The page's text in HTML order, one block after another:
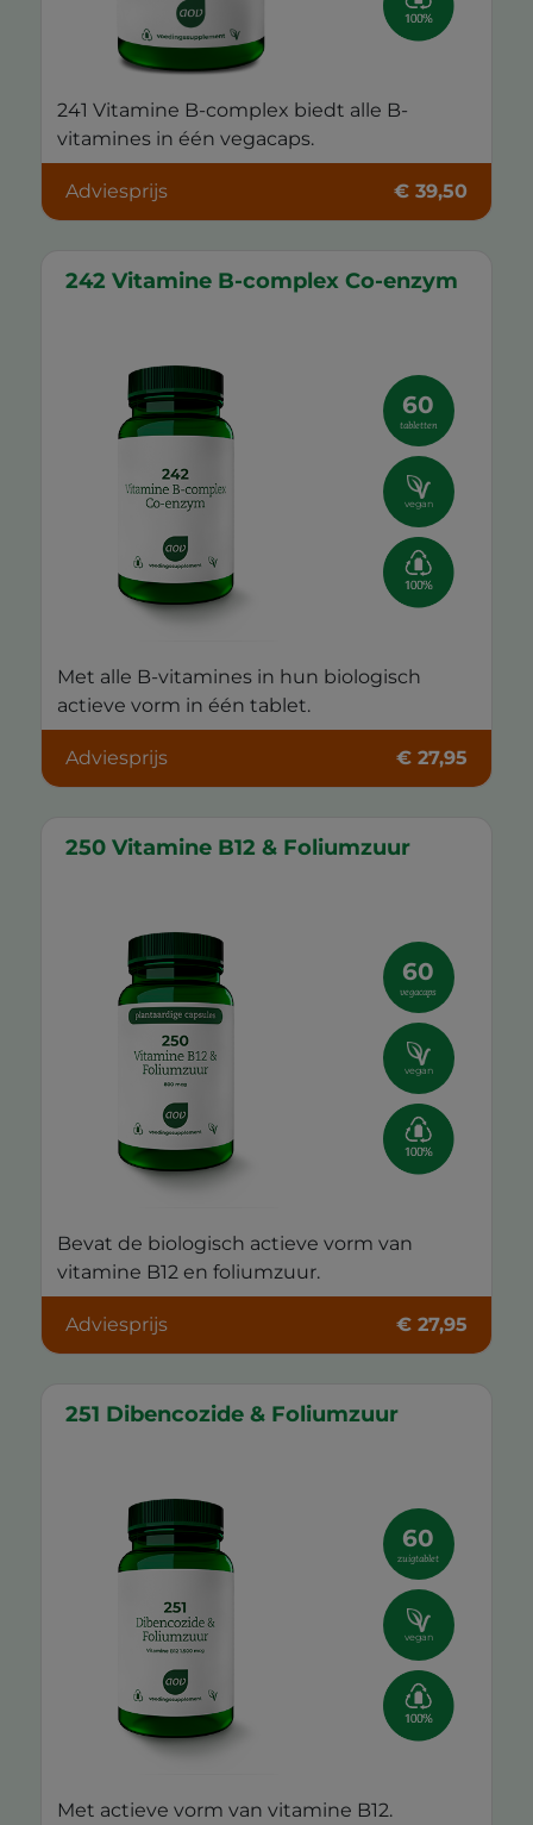
241 Vitamine B-complex biedt alle B-
vitamines in één vegacaps.
Adviesprijs € 39,50
242 Vitamine B-complex Co-enzym
60
tabletten
vegan
Met alle B-vitamines in hun biologisch
actieve vorm in één tablet.
Adviesprijs € 27,95
250 Vitamine B12 & Foliumzuur
60
vegacaps
vegan
Bevat de biologisch actieve vorm van
vitamine B12 en foliumzuur.
Adviesprijs € 27,95
251 Dibencozide & Foliumzuur
60
zuigtablet
vegan
Met actieve vorm van vitamine B12.